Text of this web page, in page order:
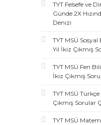
Yargı Lemma
Esen Yayınları
Limit Yayınları
Delta Kültür
Referans
Marka
Muba
Tonguç
Yazıt Yayınları
TYT Felsefe ve
Günde 2X
Denizi
TYT MSÜ
Yıl İkiz Çıkmış
TYT MSÜ Fen
İkiz Çıkmış
TYT MSÜ
Çıkmış Sorular
TYT MSÜ